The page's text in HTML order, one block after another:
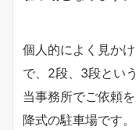
個人的によく見か
で、2段、3段とい
当事務所でご依頼
降式の駐車場です。